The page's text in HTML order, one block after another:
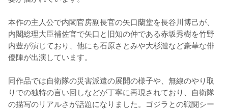
本作の主人公で内閣官房副長官の矢口蘭堂を長谷川博己が、
内閣総理大臣補佐官で矢口と旧知の仲である赤坂秀樹を竹野
内豊が演じており、他にも石原さとみや大杉漣など豪華な俳
優陣が出演しています。
同作品では自衛隊の災害派遣の展開の様子や、無線のやり取
りでの独特の言い回しなどが丁寧に再現されており、自衛隊
の描写のリアルさが話題になりました。ゴジラとの戦闘シー